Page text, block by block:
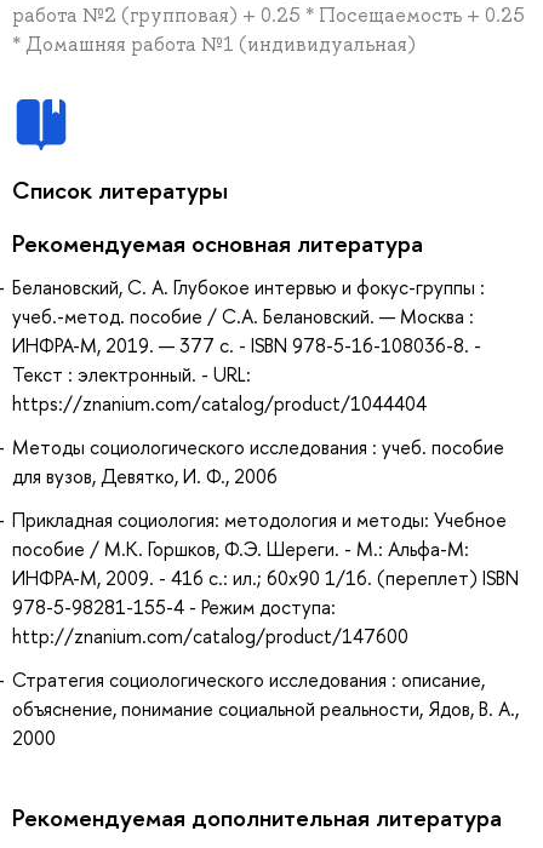
работа №2 (групповая) + 0.25 * Посещаемость + 0.25
* Домашняя работа №1 (индивидуальная)
Список литературы
Рекомендуемая основная литература
Белановский, С. А. Глубокое интервью и фокус-группы :
учеб.-метод. пособие / С.А. Белановский. — Москва :
ИНФРА-М, 2019. — 377 с. - ISBN 978-5-16-108036-8. -
Текст : электронный. - URL:
https://znanium.com/catalog/product/1044404
Методы социологического исследования : учеб. пособие
для вузов, Девятко, И. Ф., 2006
Прикладная социология: методология и методы: Учебное
пособие / М.К. Горшков, Ф.Э. Шереги. - М.: Альфа-М:
ИНФРА-М, 2009. - 416 с.: ил.; 60x90 1/16. (переплет) ISBN
978-5-98281-155-4 - Режим доступа:
http://znanium.com/catalog/product/147600
Стратегия социологического исследования : описание,
объяснение, понимание социальной реальности, Ядов, В. А.,
2000
Рекомендуемая дополнительная литература